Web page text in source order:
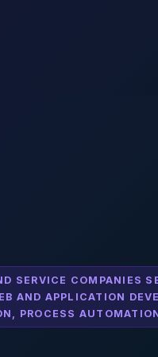
SERVICE COMPANIES
AND APPLICATION
PROCESS